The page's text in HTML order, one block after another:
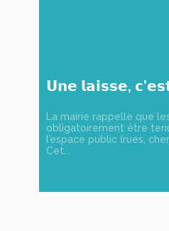
𝗨𝗻𝗲 𝗹𝗮𝗶𝘀𝘀𝗲,
La mairie rappelle que
obligatoirement être
l’espace public (rues,
Cet...